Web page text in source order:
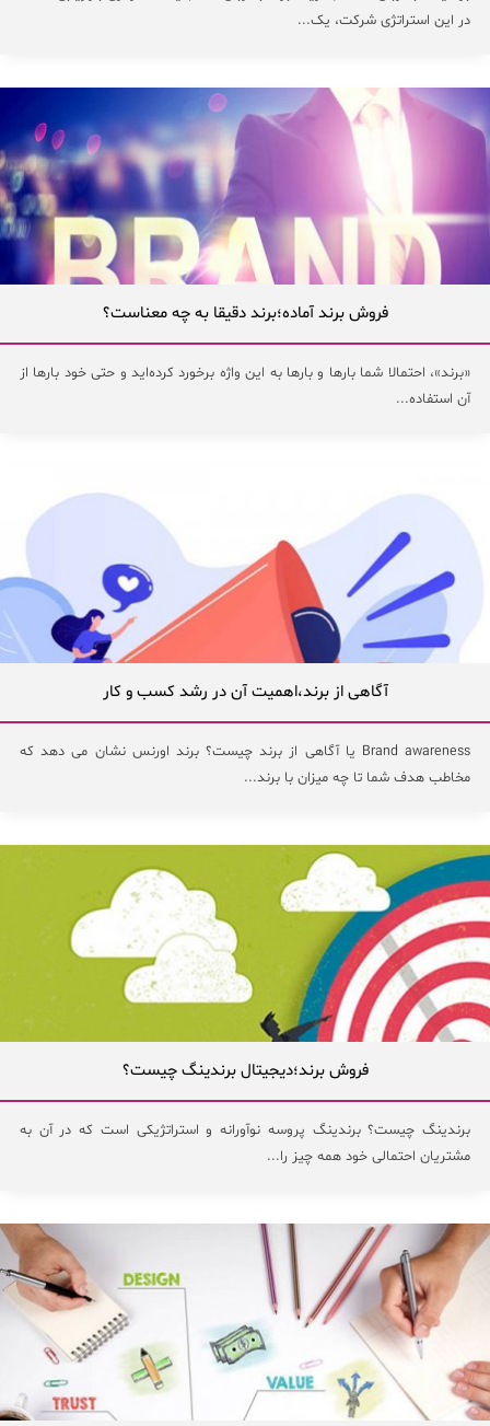
در این استراتژی شرکت، یک...
فروش برند آماده؛برند دقیقا به چه معناست؟
«برند»، احتمالا شما بارها و بارها به این واژه برخورد کرده‌اید و حتی خود بارها از
آن استفاده...
آگاهی از برند،اهمیت آن در رشد کسب و کار
Brand awareness یا آگاهی از برند چیست؟ برند اورنس نشان می دهد که
مخاطب هدف شما تا چه میزان با برند...
فروش برند؛دیجیتال برندینگ چیست؟
برندینگ چیست؟ برندینگ پروسه نوآورانه و استراتژیکی است که در آن به
مشتریان احتمالی خود همه چیز را...